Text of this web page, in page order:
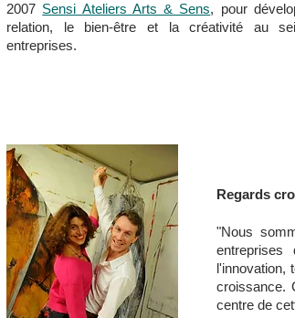
2007 Sensi Ateliers Arts & Sens, pour
relation, le bien-être et la créativité au
entreprises.
Regards
"Nous
l'innovation,
croissance.
centre de